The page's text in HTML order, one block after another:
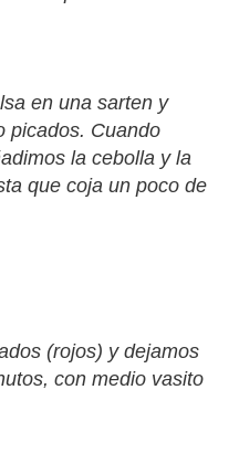
en una sarten y
picados. Cuando
la cebolla y la
que coja un poco de
(rojos) y dejamos
con medio vasito